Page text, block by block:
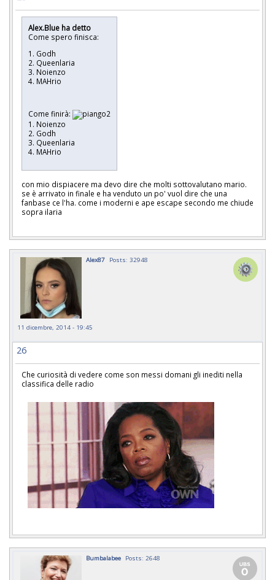
Alex.Blue ha detto
Come spero finisca:
1. Godh
2. Queenlaria
3. Noienzo
4. MAHrio
Come finirà:
1. Noienzo
2. Godh
3. Queenlaria
4. MAHrio
con mio dispiacere ma devo dire che molti sottovalutano mario.
se è arrivato in finale e ha venduto un po' vuol dire che una
fanbase ce l'ha. come i moderni e ape escape secondo me chiude
sopra ilaria
Alex87 Posts: 32948
11 dicembre, 2014 - 19:45
26
Che curiosità di vedere come son messi domani gli inediti nella
classifica delle radio
Bumbalabee Posts: 2648